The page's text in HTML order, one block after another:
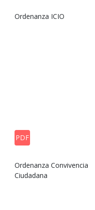
Ordenanza ICIO
PDF
Ordenanza Convivencia
Ciudadana